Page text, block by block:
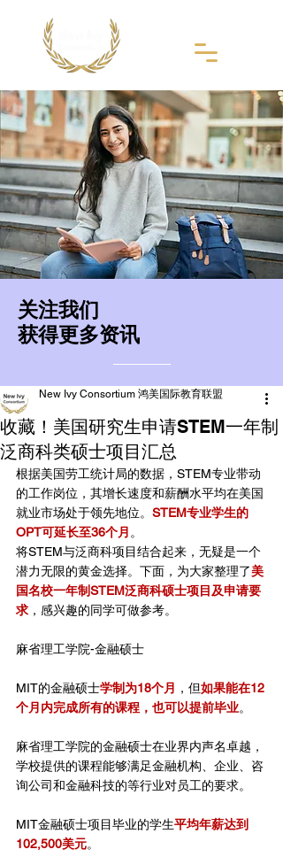
​关注我们
获得更多资讯
收藏！美国研究生申请STEM一年制
泛商科类硕士项目汇总
New Ivy Consortium 鸿美国际教育联盟
根据美国劳工统计局的数据，STEM专业带动
的工作岗位，其增长速度和薪酬水平均在美国
就业市场处于领先地位。 STEM专业学生的
OPT可延长至36个月 。
将STEM与泛商科项目结合起来，无疑是一个
潜力无限的黄金选择。下面，为大家整理了美
国名校一年制STEM泛商科硕士项目及申请要
求 ，感兴趣的同学可做参考。
麻省理工学院-金融硕士
MIT的金融硕士学制为18个月 ，但如果能在12
个月内完成所有的课程，也可以提前毕业。
麻省理工学院的金融硕士在业界内声名卓越，
学校提供的课程能够满足金融机构、企业、咨
询公司和金融科技的等行业对员工的要求。
MIT金融硕士项目毕业的学生平均年薪达到
102,500美元。